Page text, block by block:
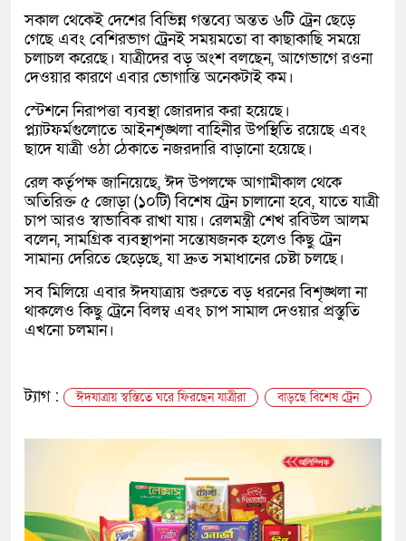
সকাল থেকেই দেশের বিভিন্ন গন্তব্যে অন্তত ৬টি ট্রেন ছেড়ে
গেছে এবং বেশিরভাগ ট্রেনই সময়মতো বা কাছাকাছি সময়ে
চলাচল করেছে। যাত্রীদের বড় অংশ বলছেন, আগেভাগে রওনা
দেওয়ার কারণে এবার ভোগান্তি অনেকটাই কম।
স্টেশনে নিরাপত্তা ব্যবস্থা জোরদার করা হয়েছে।
প্ল্যাটফর্মগুলোতে আইনশৃঙ্খলা বাহিনীর উপস্থিতি রয়েছে এবং
ছাদে যাত্রী ওঠা ঠেকাতে নজরদারি বাড়ানো হয়েছে।
রেল কর্তৃপক্ষ জানিয়েছে, ঈদ উপলক্ষে আগামীকাল থেকে
অতিরিক্ত ৫ জোড়া (১০টি) বিশেষ ট্রেন চালানো হবে, যাতে যাত্রী
চাপ আরও স্বাভাবিক রাখা যায়। রেলমন্ত্রী শেখ রবিউল আলম
বলেন, সামগ্রিক ব্যবস্থাপনা সন্তোষজনক হলেও কিছু ট্রেন
সামান্য দেরিতে ছেড়েছে, যা দ্রুত সমাধানের চেষ্টা চলছে।
সব মিলিয়ে এবার ঈদযাত্রায় শুরুতে বড় ধরনের বিশৃঙ্খলা না
থাকলেও কিছু ট্রেনে বিলম্ব এবং চাপ সামাল দেওয়ার প্রস্তুতি
এখনো চলমান।
ট্যাগ : ঈদযাত্রায় স্বস্তিতে ঘরে ফিরছেন যাত্রীরা বাড়ছে বিশেষ ট্রেন